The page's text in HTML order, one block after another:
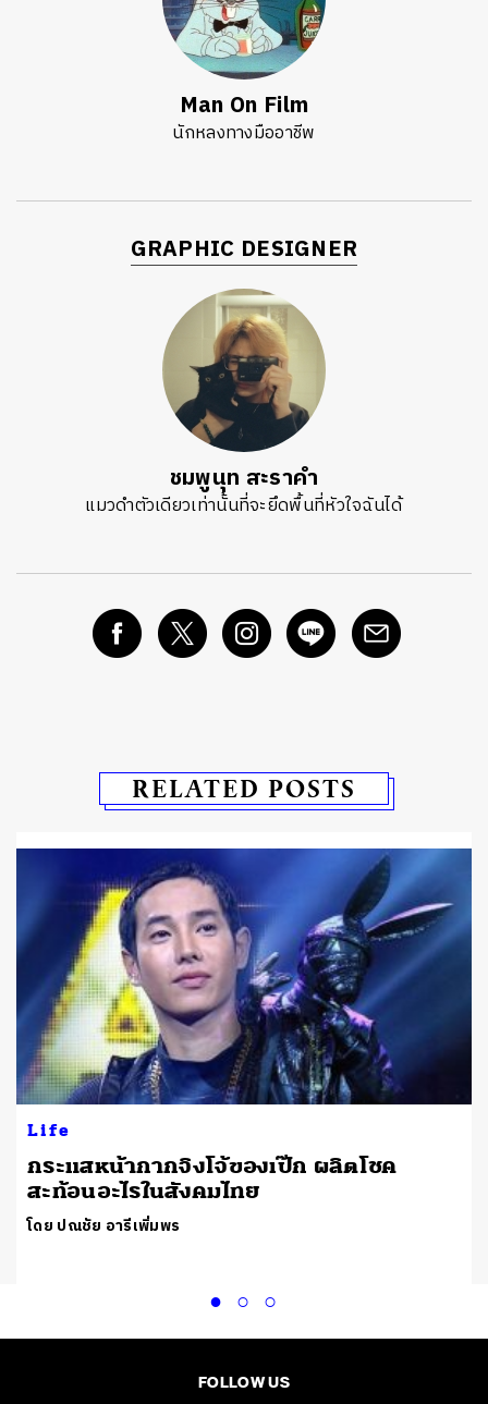
Man On Film
นักหลงทางมืออาชีพ
GRAPHIC DESIGNER
ชมพูนุท สะราคำ
แมวดำตัวเดียวเท่านั้นที่จะยึดพื้นที่หัวใจฉันได้
RELATED POSTS
Life
กระแสหน้ากากจิงโจ้ของเป๊ก ผลิตโชค
สะท้อนอะไรในสังคมไทย
โดย ปณชัย อารีเพิ่มพร
FOLLOW US